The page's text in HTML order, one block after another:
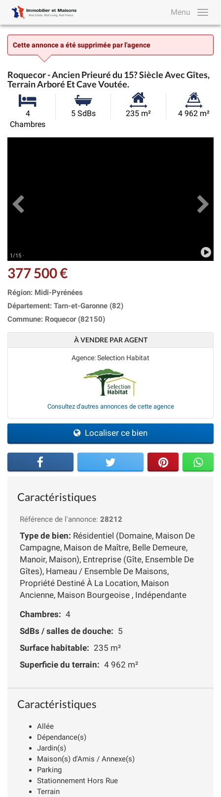
Menu
Cette annonce a été supprimée par l'agence
Roquecor - Ancien Prieuré du 15? Siècle Avec Gîtes,
Terrain Arboré Et Cave Voutée.
4
Chambres
5 SdBs
Surface
235 m²
Superficie
4 962 m²
1/15 ·
377 500 €
Région: Midi-Pyrénées
Département: Tarn-et-Garonne (82)
Commune: Roquecor (82150)
À VENDRE PAR AGENT
Agence: Selection Habitat
Consultez d'autres annonces de cette agence
Localiser ce bien
Caractéristiques
Référence de l'annonce: 28212
Type de bien: Résidentiel (Domaine, Maison De
Campagne, Maison de Maître, Belle Demeure,
Manoir, Maison), Entreprise (Gîte, Ensemble De
Gîtes), Hameau / Ensemble De Maisons,
Propriété Destiné À La Location, Maison
Ancienne, Maison Bourgeoise , Indépendante
Chambres: 4
SdBs / salles de douche: 5
Surface habitable: 235 m²
Superficie du terrain: 4 962 m²
Caractéristiques
Allée
Dépendance(s)
Jardin(s)
Maison(s) d'Amis / Annexe(s)
Parking
Stationnement Hors Rue
Terrain